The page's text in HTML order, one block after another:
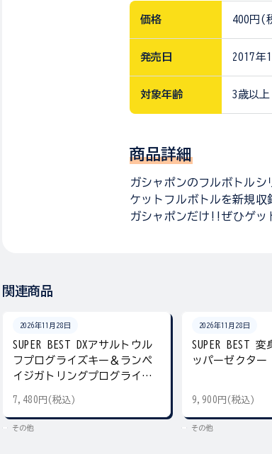
価格 400円(
発売日 2017年
対象年齢 3歳以上
商品詳細
ガシャポンのフルボトル
ケットフルボトルを新規
ガシャポンだけ!!ぜひゲッ
関連商品
2026年11月28日
SUPER BEST DXアサルトウル
フプログライズキー＆ランペ
イジガトリングプログライズ
7,480円(税込)
その他
2026年11月28日
SUPER BEST
ッパーゼクター
9,900円(税込)
その他